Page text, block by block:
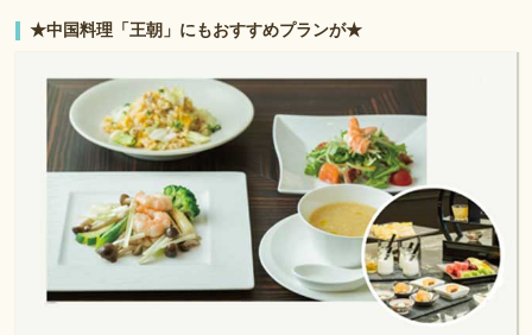
★中国料理「王朝」にもおすすめプランが★